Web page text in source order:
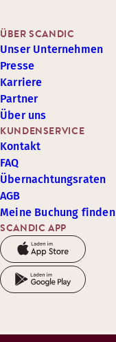
SCANDIC APP
KUNDENSERVICE
Kontakt
FAQ
Übernachtungsraten
AGB
Meine Buchung finden
ÜBER SCANDIC
Unser Unternehmen
Presse
Karriere
Partner
Über uns